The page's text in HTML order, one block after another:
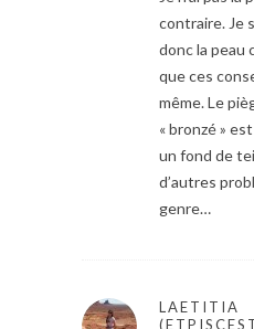
contraire. Je
donc la peau
que ces
même. Le
« bronzé »
un fond de
d’autres
genre…
LAETITIA